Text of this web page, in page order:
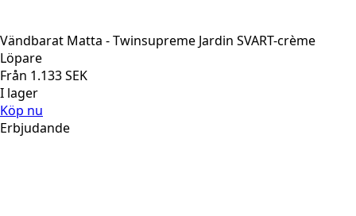
Vändbarat Matta - Twinsupreme Jardin SVART-crème
Löpare
Från 1.133SEK
I lager
Köp nu
Erbjudande